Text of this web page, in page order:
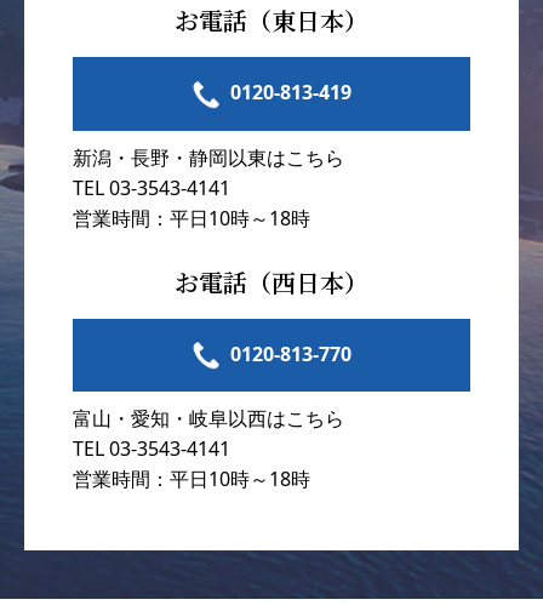
お電話（東日本）
0120-813-419
新潟・長野・静岡以東はこちら
TEL 03-3543-4141
営業時間：平日10時～18時
お電話（西日本）
0120-813-770
富山・愛知・岐阜以西はこちら
TEL 03-3543-4141
営業時間：平日10時～18時